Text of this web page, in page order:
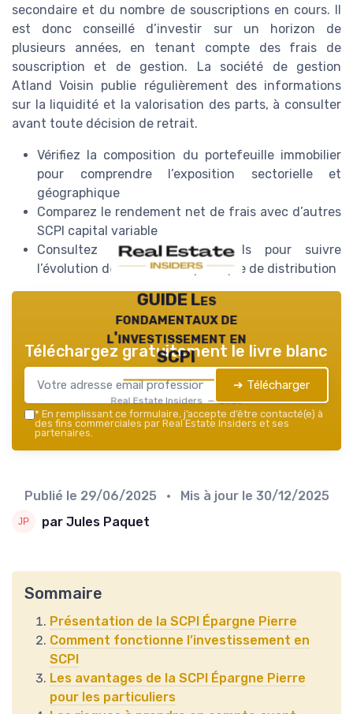
secondaire et du nombre de souscriptions en cours. Il
est donc conseillé d’investir sur un horizon de
plusieurs années, en tenant compte des frais de
souscription et de gestion. La société de gestion
Atland Voisin publie régulièrement des informations
sur la liquidité et la valorisation des parts, à consulter
avant toute décision de retrait.
Vérifiez la composition du portefeuille immobilier
pour comprendre l’exposition sectorielle et
géographique
Comparez le rendement net de frais avec d’autres
SCPI capital variable
Consultez les rapports annuels pour suivre
l’évolution des actifs et la politique de distribution
GUIDE Les
fondamentaux de
l'investissement en
SCPI
Real Estate Insiders — 2026
Téléchargez gratuitement le livre blanc
➔ Télécharger
* En remplissant ce formulaire, j’accepte d’être contacté(e) à
des fins commerciales par Real Estate Insiders et ses
partenaires.
Publié le 29/06/2025 • Mis à jour le 30/12/2025
par Jules Paquet
Sommaire
Présentation de la SCPI Épargne Pierre
Comment fonctionne l’investissement en
SCPI
Les avantages de la SCPI Épargne Pierre
pour les particuliers